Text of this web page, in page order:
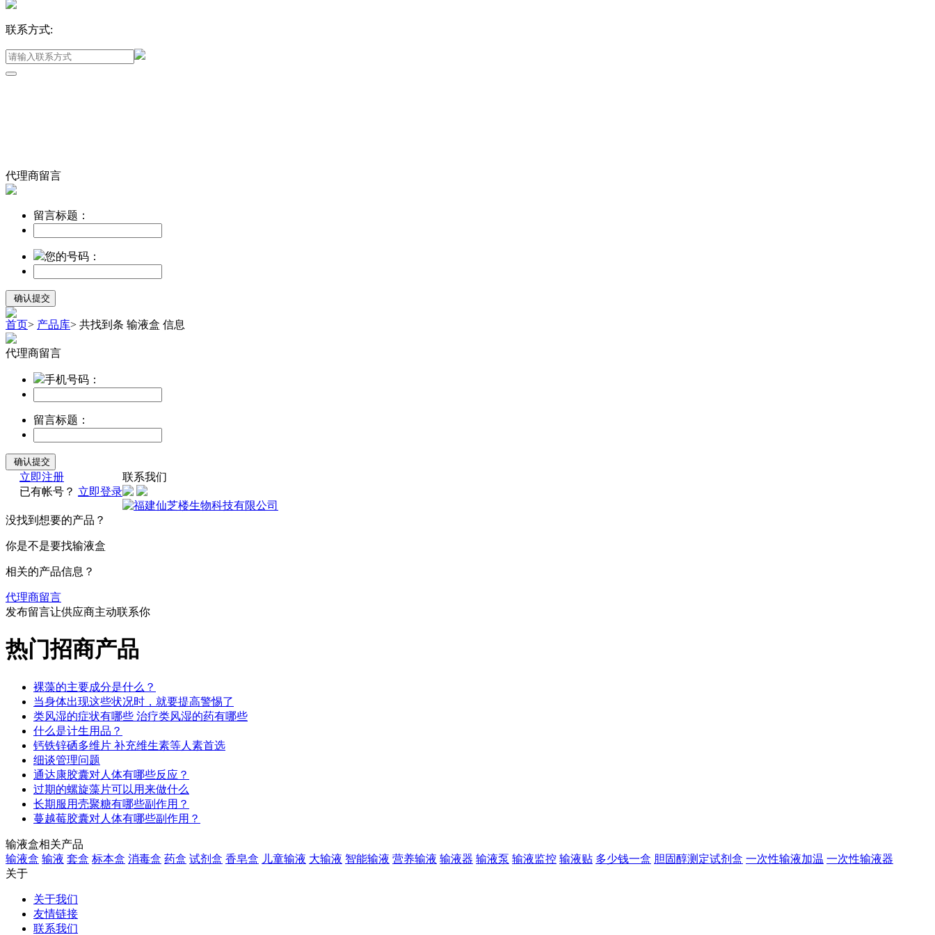
联系方式:
代理商留言
留言标题：
您的号码：
首页> 产品库> 共找到 条 输液盒 信息
代理商留言
手机号码：
留言标题：
立即注册
已有帐号？ 立即登录
联系我们
没找到想要的产品？
你是不是要找输液盒
相关的产品信息？
代理商留言
发布留言让供应商主动联系你
热门招商产品
裸藻的主要成分是什么？
当身体出现这些状况时，就要提高警惕了
类风湿的症状有哪些 治疗类风湿的药有哪些
什么是计生用品？
钙铁锌硒多维片 补充维生素等人素首选
细谈管理问题
通达康胶囊对人体有哪些反应？
过期的螺旋藻片可以用来做什么
长期服用壳聚糖有哪些副作用？
蔓越莓胶囊对人体有哪些副作用？
输液盒相关产品
输液盒 输液 套盒 标本盒 消毒盒 药盒 试剂盒 香皂盒 儿童输液 大输液 智能输液 营养输液 输液器 输液泵 输液监控 输液贴 多少钱一盒 胆固醇测定试剂盒 一次性输液加温 一次性输液器
关于
关于我们
友情链接
联系我们